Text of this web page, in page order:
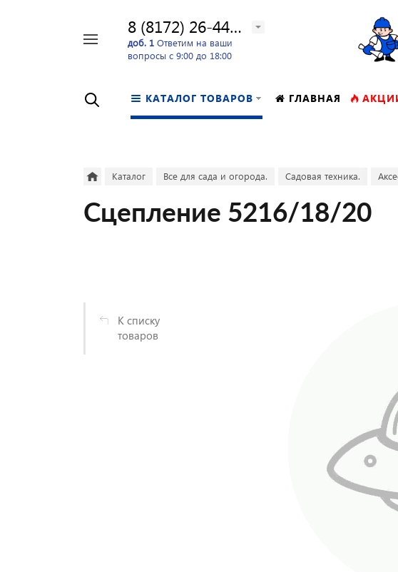
8 (8172) 26-44-24
доб. 1 Ответим на ваши
вопросы с 9:00 до 18:00
КАТАЛОГ ТОВАРОВ ГЛАВНАЯ
Каталог Все для сада и огорода. Садовая техника.
Сцепление 5216/18/20
К списку
товаров